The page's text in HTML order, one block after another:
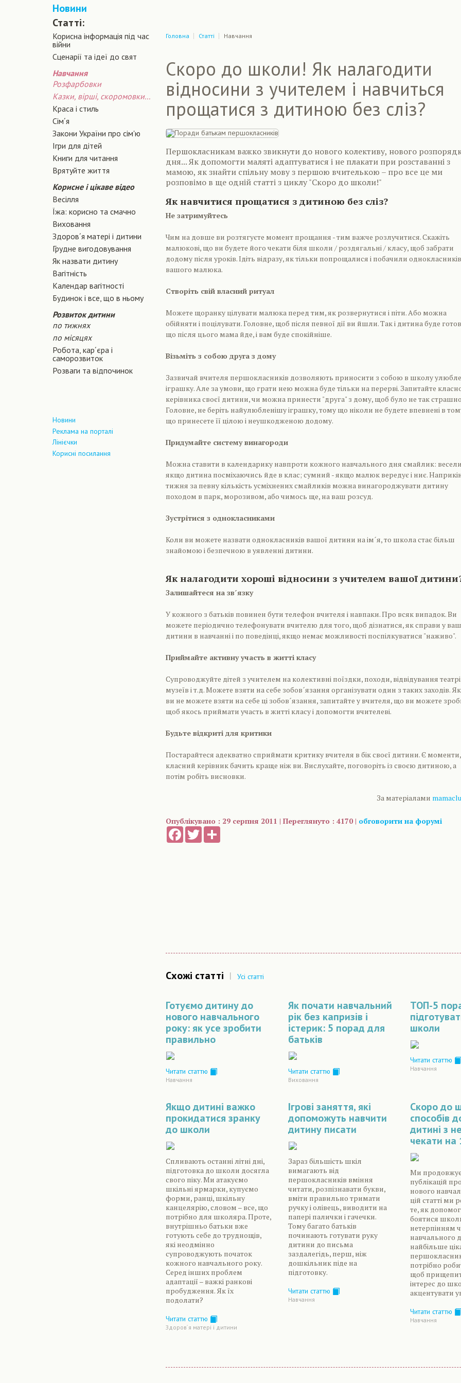
Новини
Статті:
Корисна інформація під час
війни
Сценарiї та iдеї до свят
Навчання
Розфарбовки
Казки, вірші, скоромовки...
Краса і стиль
Сiм´я
Закони України про сiм'ю
Ігри для дітей
Книги для читання
Врятуйте життя
Корисне і цікаве відео
Весілля
Їжа: корисно та смачно
Виховання
Здоров´я матері і дитини
Грудне вигодовування
Як назвати дитину
Вагiтнiсть
Календар вагітності
Будинок і все, що в ньому
Розвиток дитини
по тижнях
по місяцях
Робота, кар´єра і
саморозвиток
Розваги та відпочинок
Новини
Реклама на порталі
Лінієчки
Корисні посилання
Головна Статті Навчання
Скоро до школи! Як налагодити
відносини з учителем і навчиться
прощатися з дитиною без сліз?
Першокласникам важко звикнути до нового колективу, нового
дня... Як допомогти маляті адаптуватися і не плакати при розставанні з
мамою, як знайти спільну мову з першою вчителькою – про все це ми
розповімо в ще одній статті з циклу "Скоро до школи!"
Як навчитися прощатися з дитиною без сліз?
Не затримуйтесь
Чим на довше ви розтягуєте момент прощання - тим важче розлучитися. Скажіть
малюкові, що ви будете його чекати біля школи / роздягальні / класу, щоб забрати
додому після уроків. Ідіть відразу, як тільки попрощалися і побачили однокласників
вашого малюка.
Створіть свій власний ритуал
Можете щоранку цілувати малюка перед тим, як розвернутися і піти. Або можна
обійняти і поцілувати. Головне, щоб після певної дії ви йшли. Так і дитина буде
що після цього мама йде, і вам буде спокійніше.
Візьміть з собою друга з дому
Зазвичай вчителя першокласників дозволяють приносити з собою в школу
іграшку. Але за умови, що грати нею можна буде тільки на перерві. Запитайте
керівника своєї дитини, чи можна принести "друга" з дому, щоб було не так
Головне, не беріть найулюбленішу іграшку, тому що ніколи не будете впевнені в
що принесете її цілою і неушкодженою додому.
Придумайте систему винагороди
Можна ставити в календарику навпроти кожного навчального дня смайлик:
якщо дитина посміхаючись йде в клас; сумний - якщо малюк вередує і ниє.
тижня за певну кількість усміхнених смайликів можна винагороджувати дитину
походом в парк, морозивом, або чимось ще, на ваш розсуд.
Зустрітися з однокласниками
Коли ви можете назвати однокласників вашої дитини на ім´я, то школа стає більш
знайомою і безпечною в уявленні дитини.
Як налагодити хороші відносини з учителем вашої
Залишайтеся на зв´язку
У кожного з батьків повинен бути телефон вчителя і навпаки. Про всяк випадок. Ви
можете періодично телефонувати вчителю для того, щоб дізнатися, як справи у
дитини в навчанні і по поведінці, якщо немає можливості поспілкуватися "наживо".
Приймайте активну участь в житті класу
Супроводжуйте дітей з учителем на колективні поїздки, походи, відвідування
музеїв і т.д. Можете взяти на себе зобов´язання організувати один з таких заходів.
ви не можете взяти на себе ці зобов´язання, запитайте у вчителя, що ви можете
щоб якось приймати участь в житті класу і допомогти вчителеві.
Будьте відкриті для критики
Постарайтеся адекватно сприймати критику вчителя в бік своєї дитини. Є моменти,
класний керівник бачить краще ніж ви. Вислухайте, поговоріть із своєю дитиною, а
потім робіть висновки.
За матеріалами
Опублікувано : 29 серпня 2011 | Переглянуто : 4170 | обговорити на форумі
FacebookTwitter
Схожі статті | Усі статті
Готуємо дитину до
нового навчального
року: як усе зробити
правильно
Читати статтю
Навчання
Як почати навчальний
рік без капризів і
істерик: 5 порад для
батьків
Читати статтю
Виховання
ТОП-5
школи
Читати статтю
Навчання
Якщо дитині важко
прокидатися зранку
до школи
Спливають останні літні дні,
підготовка до школи досягла
свого піку. Ми атакуємо
шкільні ярмарки, купуємо
форми, ранці, шкільну
канцелярію, словом – все, що
потрібно для школяра. Проте,
внутрішньо батьки вже
готують себе до труднощів,
які неодмінно
супроводжують початок
кожного навчального року.
Серед інших проблем
адаптації – важкі ранкові
пробудження. Як їх
подолати?
Читати статтю
Здоров´я матері і дитини
Ігрові заняття, які
допоможуть навчити
дитину писати
Зараз більшість шкіл
вимагають від
першокласників вміння
читати, розпізнавати букви,
вміти правильно тримати
ручку і олівець, виводити на
папері палички і гачечки.
Тому багато батьків
починають готувати руку
дитини до письма
заздалегідь, перш, ніж
дошкільник піде на
підготовку.
Читати статтю
Навчання
Скоро до
способів
дитині з
чекати на
Ми
публікацій
нового
цій статті ми
те, як
боятися
нетерпінням
навчального
найбільше
потрібно
щоб
інтерес до
акцентувати
Читати статтю
Навчання